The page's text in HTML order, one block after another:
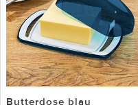
Butterdose blau